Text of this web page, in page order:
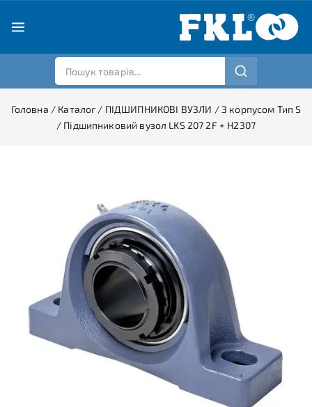
Головна / Каталог / ПІДШИПНИКОВІ ВУЗЛИ /З корпусом Тип S
/ Підшипниковий вузол LKS 207 2F + H2307